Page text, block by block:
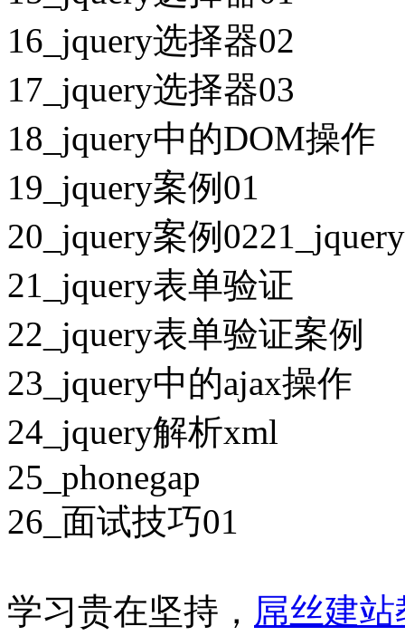
16_jquery选择器02
17_jquery选择器03
18_jquery中的DOM操作
19_jquery案例01
20_jquery案例
21_jquery表单验证
22_jquery表单验证案例
23_jquery中的ajax操作
24_jquery解析xml
25_phonegap
26_面试技巧01
学习贵在坚持， 屌丝建